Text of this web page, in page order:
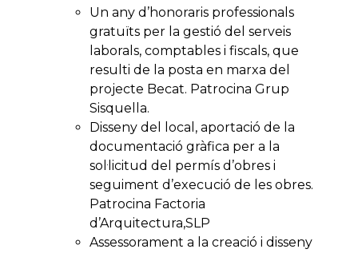
Un any d’honoraris professionals
gratuïts per la gestió del serveis
laborals, comptables i fiscals, que
resulti de la posta en marxa del
projecte Becat. Patrocina Grup
Sisquella.
Disseny del local, aportació de la
documentació gràfica per a la
sol·licitud del permís d’obres i
seguiment d’execució de les obres.
Patrocina Factoria
d’Arquitectura,SLP
Assessorament a la creació i disseny